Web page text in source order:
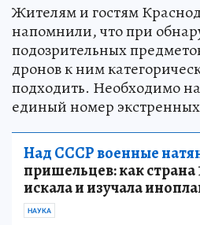
Жителям и гостям
напомнили, что при
подозрительных
дронов к ним
подходить. Необходимо
единый номер экстренных
Над СССР военные
пришельцев: как страна
искала и изучала
НАУКА